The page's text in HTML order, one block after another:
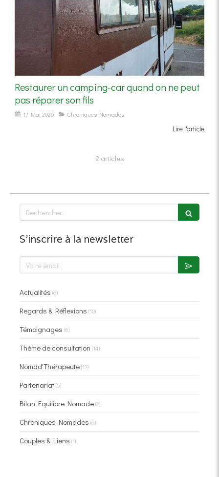
Restaurer un camping-car quand on ne peut
pas réparer son fils
17 Mai 2026 Chroniques Nomades
Lire l'article
2 articles
Rechercher
S'inscrire à la newsletter
Votre email
Actualités (6)
Regards & Réflexions (10)
Témoignages (6)
Thème de consultation (14)
Nomad'Thérapeute(17)
Partenariat(5)
Bilan Equilibre Nomade(2)
Chroniques Nomades (6)
Couples & Liens (1)